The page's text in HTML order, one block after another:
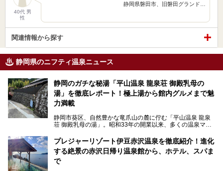
40代 男
性
静岡県磐田市、旧磐田グランド…
関連情報から探す
静岡県のニフティ温泉ニュース
静岡のガチな秘湯「平山温泉 龍泉荘 御殿乳母の
湯」を徹底レポート！極上湯から館内グルメまで魅
力満載
静岡市葵区、自然豊かな竜爪山の麓に佇む「平山温泉 龍泉
荘 御殿乳母の湯」。昭和33年の開業以来、多くの温泉マニ
極上温泉です。お湯はもちろん、実はグルメも揃っているん
です。多くのファンを持つ、その圧倒的なこだわりと魅力を
解説します。
プレジャーリゾート伊豆赤沢温泉を徹底紹介！進化
する絶景の赤沢日帰り温泉館から、ホテル、スパま
で